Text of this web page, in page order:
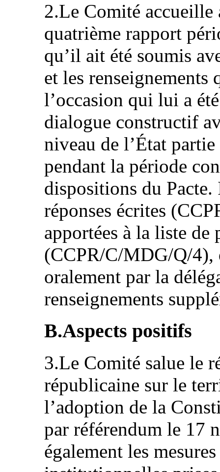
2.Le Comité accueille
quatrième rapport
qu’il ait été soumis
et les
l’occasion qui lui a
dialogue constructif
niveau de l’État partie
pendant la période
dispositions du
réponses écrites
apportées à la liste de
(CCPR/C/MDG/Q/4),
oralement par la
renseignements
B.Aspects positifs
3.Le Comité salue le
républicaine sur le
l’adoption de la
par référendum le 17
également les